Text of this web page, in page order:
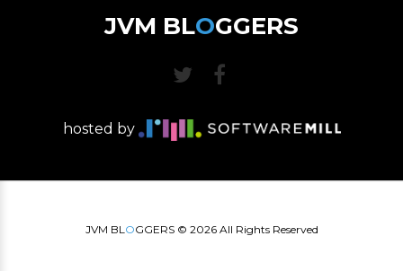
JVM BLOGGERS
hosted by
JVM BLOGGERS © 2026All Rights Reserved